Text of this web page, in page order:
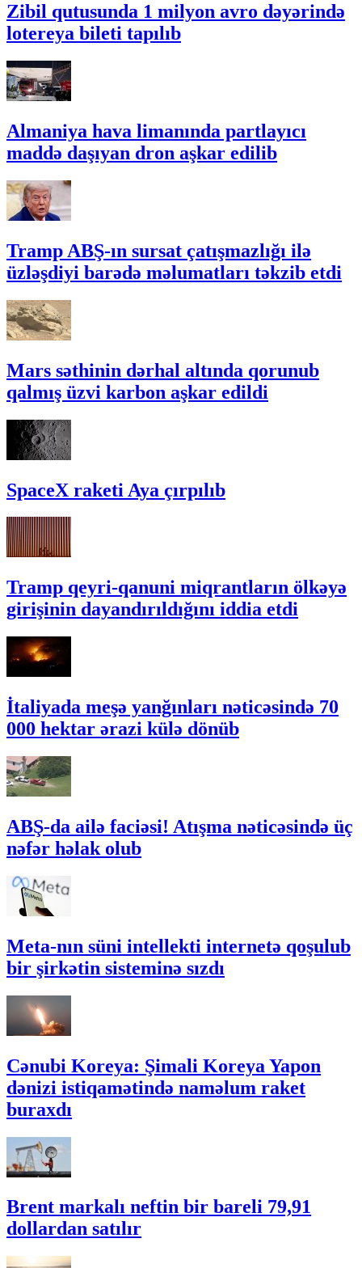
Zibil qutusunda 1 milyon avro dəyərində
lotereya bileti tapılıb
Almaniya hava limanında partlayıcı
maddə daşıyan dron aşkar edilib
Tramp ABŞ-ın sursat çatışmazlığı ilə
üzləşdiyi barədə məlumatları təkzib etdi
Mars səthinin dərhal altında qorunub
qalmış üzvi karbon aşkar edildi
SpaceX raketi Aya çırpılıb
Tramp qeyri-qanuni miqrantların ölkəyə
girişinin dayandırıldığını iddia etdi
İtaliyada meşə yanğınları nəticəsində 70
000 hektar ərazi külə dönüb
ABŞ-da ailə faciəsi! Atışma nəticəsində üç
nəfər həlak olub
Meta-nın süni intellekti internetə qoşulub
bir şirkətin sisteminə sızdı
Cənubi Koreya: Şimali Koreya Yapon
dənizi istiqamətində naməlum raket
buraxdı
Brent markalı neftin bir bareli 79,91
dollardan satılır